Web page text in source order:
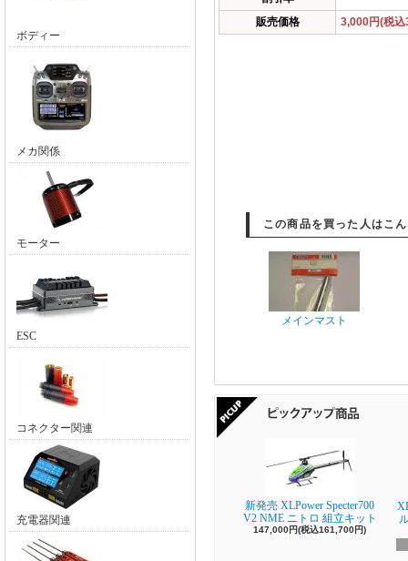
ボディー
メカ関係
モーター
ESC
コネクター関連
充電器関連
販売価格
3,000円(税
この商品を買った人はこ
メインマスト
新発売 XLPower Specter700
V2 NME ニトロ 組立キット
147,000円(税込161,700円)